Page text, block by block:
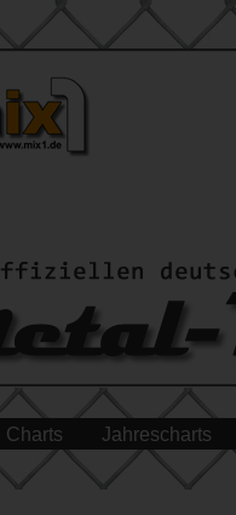
Charts Jahrescharts